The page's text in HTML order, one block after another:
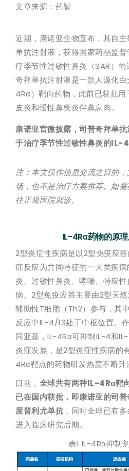
文章来源：药智
近期，康诺亚生物宣布，其自
单抗注射液，获得国家药品监
疗季节性过敏性鼻炎（SAR）
奇拜单抗注射液是一款人源化
4Rα）靶向药物，此前已获批
皮炎和慢性鼻窦炎伴鼻息肉。
康诺亚官微披露，司普奇拜单
于治疗季节性过敏性鼻炎的IL-
注：本文仅作信息交流之目的
场，也不是治疗方案推荐。如
往正规医院就诊。
IL-4Rα药物的原
2型炎症性疾病是以2型免疫应
症反应为共同特征的一大类疾
炎、过敏性鼻炎、哮喘、特应
病。2型免疫应答主要由2型天
辅助性T细胞（Th2）参与，其
反应中IL-4/13处于中枢位置。
同亚基，IL-4Rα可抑制IL-4和
炎症发展，是2型炎症性疾病的
4Rα靶点的药物研发热度不断升
目前， 全球共有两种IL-4Rα靶
已在国内获批，即康诺亚的司
度普利尤单抗 ，同时全球已有
进入临床研究后期。
表1 IL-4Rα抑制